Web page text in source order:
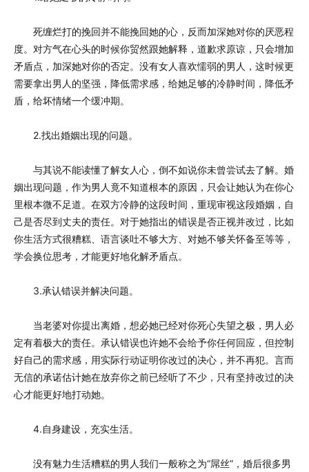
死缠烂打的挽回并不能挽回她的心，反而加深她对你的厌恶程
度。对方气在心头的时候你贸然跟她解释，道歉求原谅，只会增加
矛盾点，加深她对你的否定。没有女人喜欢懦弱的男人，这时候更
需要拿出男人的坚强，降低需求感，给她足够的冷静时间，降低矛
盾，给坏情绪一个缓冲期。
2.找出婚姻出现的问题。
与其说不能读懂了解女人心，倒不如说你未曾尝试去了解。婚
姻出现问题，作为男人竟不知道根本的原因，只会让她认为在你心
里根本微不足道。在双方冷静的这段时间，重现审视这段婚姻，自
己是否尽到丈夫的责任。对于她指出的错误是否正视并改过，比如
你生活方式很糟糕、语言谈吐不够大方、对她不够关怀备至等等，
学会换位思考，才能更好地化解矛盾点。
3.承认错误并解决问题。
当老婆对你提出离婚，想必她已经对你死心失望之极，男人必
定有着极大的责任。承认错误也许她不会给予你任何回应，但控制
好自己的需求感，用实际行动证明你改过的决心，并不再犯。言而
无信的承诺估计她在放弃你之前已经听了不少，只有坚持改过的决
心才能更好地打动她。
4.自身建设，充实生活。
没有魅力生活糟糕的男人我们一般称之为“屌丝”，婚后很多男